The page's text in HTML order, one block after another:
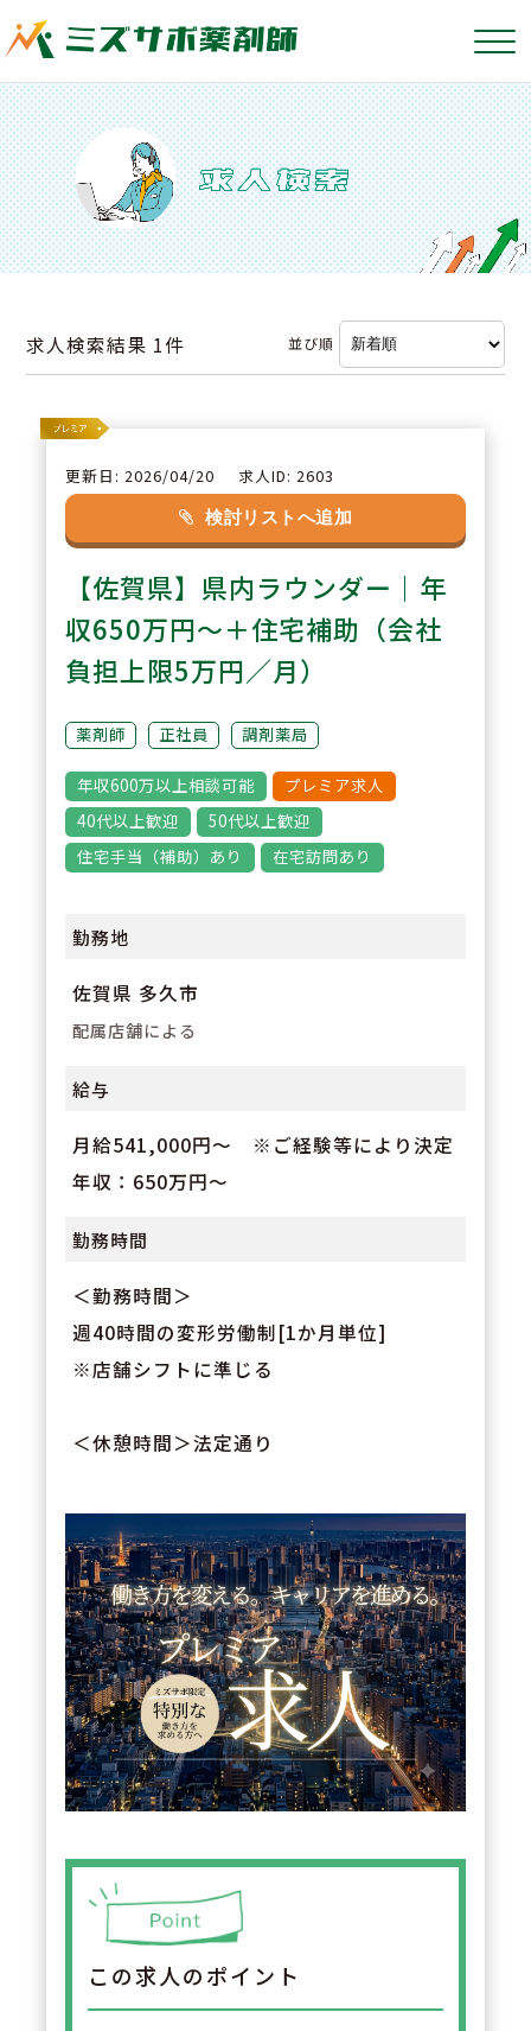
求人検索結果 1件 並び順
更新日: 2026/04/20 求人ID: 2603
検討リストへ追加
【佐賀県】県内ラウンダー｜年
収650万円～＋住宅補助（会社
負担上限5万円／月）
薬剤師 正社員 調剤薬局
年収600万以上相談可能
プレミア求人
40代以上歓迎
50代以上歓迎
住宅手当（補助）あり
在宅訪問あり
勤務地
佐賀県 多久市
配属店舗による
給与
月給541,000円～ ※ご経験等により決定
年収：650万円～
勤務時間
＜勤務時間＞
週40時間の変形労働制[1か月単位]
※店舗シフトに準じる
＜休憩時間＞法定通り
この求人のポイント